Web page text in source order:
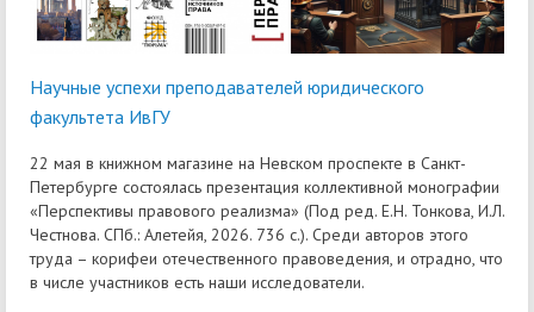
Научные успехи преподавателей юридического
факультета ИвГУ
22 мая в книжном магазине на Невском проспекте в Санкт-
Петербурге состоялась презентация коллективной монографии
«Перспективы правового реализма» (Под ред. Е.Н. Тонкова, И.Л.
Честнова. СПб.: Алетейя, 2026. 736 с.). Среди авторов этого
труда – корифеи отечественного правоведения, и отрадно, что
в числе участников есть наши исследователи.